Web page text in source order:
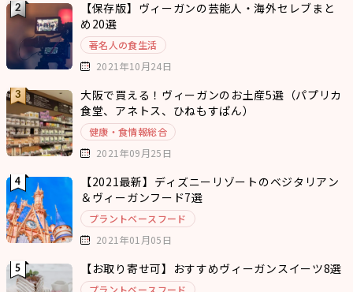
【保存版】ヴィーガンの芸能人・海外セレブまと
め20選
著名人の食生活
2021年10月24日
大阪で買える！ヴィーガンのお土産5選（パプリカ
食堂、アネトス、ひねもすぱん）
健康・食情報総合
2021年09月25日
【2021最新】ディズニーリゾートのベジタリアン
＆ヴィーガンフード7選
プラントベースフード
2021年01月05日
【お取り寄せ可】おすすめヴィーガンスイーツ8選